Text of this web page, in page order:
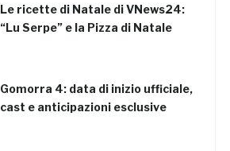
Le ricette di Natale di VNews24:
“Lu Serpe” e la Pizza di Natale
Gomorra 4: data di inizio ufficiale,
cast e anticipazioni esclusive